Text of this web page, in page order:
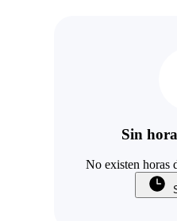
Sin
No existen horas